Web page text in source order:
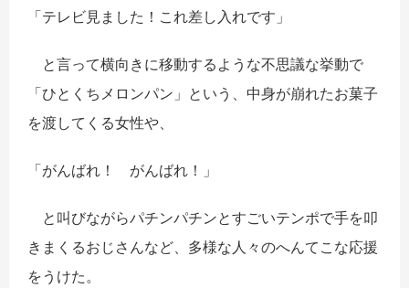
「テレビ見ました！これ差し入れです」
と言って横向きに移動するような不思議な挙動で
「ひとくちメロンパン」という、中身が崩れたお菓子
を渡してくる女性や、
「がんばれ！ がんばれ！」
と叫びながらパチンパチンとすごいテンポで手を叩
きまくるおじさんなど、多様な人々のへんてこな応援
をうけた。